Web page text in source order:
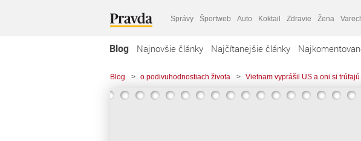
Správy Športweb Auto Koktail Zdravie Žena
Blog Najnovšie články Najčítanejšie články
Blog > o podivuhodnostiach života > Vietnam vyprášil US a oni si